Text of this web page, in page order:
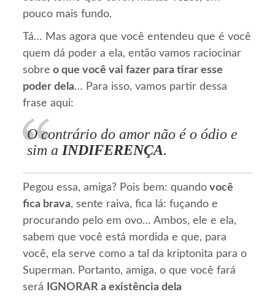
pouco mais fundo.
Tá… Mas agora que você entendeu que é você
quem dá poder a ela, então vamos raciocinar
sobre o que você vai fazer para tirar esse
poder dela… Para isso, vamos partir dessa
frase aqui:
O contrário do amor não é o ódio e
sim a INDIFERENÇA.
Pegou essa, amiga? Pois bem: quando você
fica brava, sente raiva, fica lá: fuçando e
procurando pelo em ovo… Ambos, ele e ela,
sabem que você está mordida e que, para
você, ela serve como a tal da kriptonita para o
Superman. Portanto, amiga, o que você fará
será
IGNORAR a existência dela